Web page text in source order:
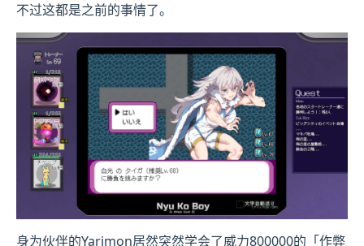
不过这都是之前的事情了。
身为伙伴的Yarimon居然突然学会了威力800000的「作弊